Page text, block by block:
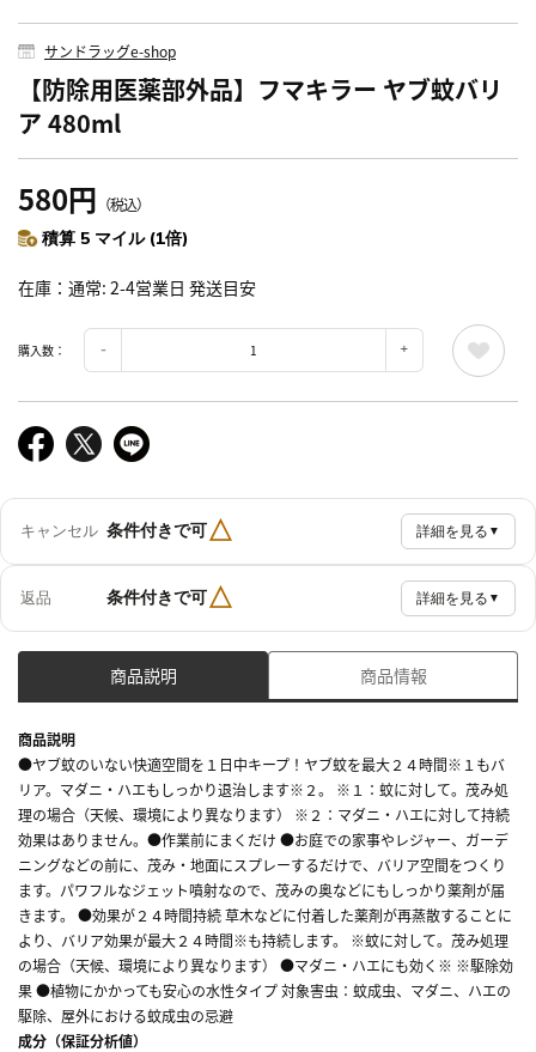
サンドラッグe-shop
【防除用医薬部外品】フマキラー ヤブ蚊バリ
ア 480ml
580円 （税込）
積算 5 マイル (1倍)
在庫 通常: 2-4営業日 発送目安
購入数：
キャンセル 条件付きで可△ 詳細を見る ▼
返品 条件付きで可△ 詳細を見る ▼
商品説明 商品情報
商品説明
●ヤブ蚊のいない快適空間を１日中キープ！ヤブ蚊を最大２４時間※１もバ
リア。マダニ・ハエもしっかり退治します※２。 ※１：蚊に対して。茂み処
理の場合（天候、環境により異なります） ※２：マダニ・ハエに対して持続
効果はありません。●作業前にまくだけ ●お庭での家事やレジャー、ガーデ
ニングなどの前に、茂み・地面にスプレーするだけで、バリア空間をつくり
ます。パワフルなジェット噴射なので、茂みの奥などにもしっかり薬剤が届
きます。 ●効果が２４時間持続 草木などに付着した薬剤が再蒸散することに
より、バリア効果が最大２４時間※も持続します。 ※蚊に対して。茂み処理
の場合（天候、環境により異なります） ●マダニ・ハエにも効く※ ※駆除効
果 ●植物にかかっても安心の水性タイプ 対象害虫：蚊成虫、マダニ、ハエの
駆除、屋外における蚊成虫の忌避
成分（保証分析値）